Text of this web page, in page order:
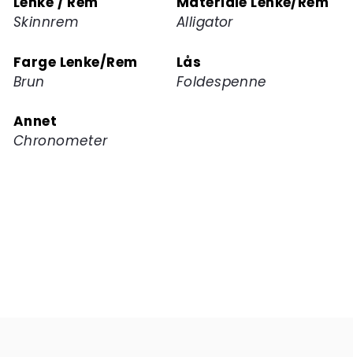
Skinnrem
Alligator
Farge Lenke/Rem
Brun
Lås
Foldespenne
Annet
Chronometer